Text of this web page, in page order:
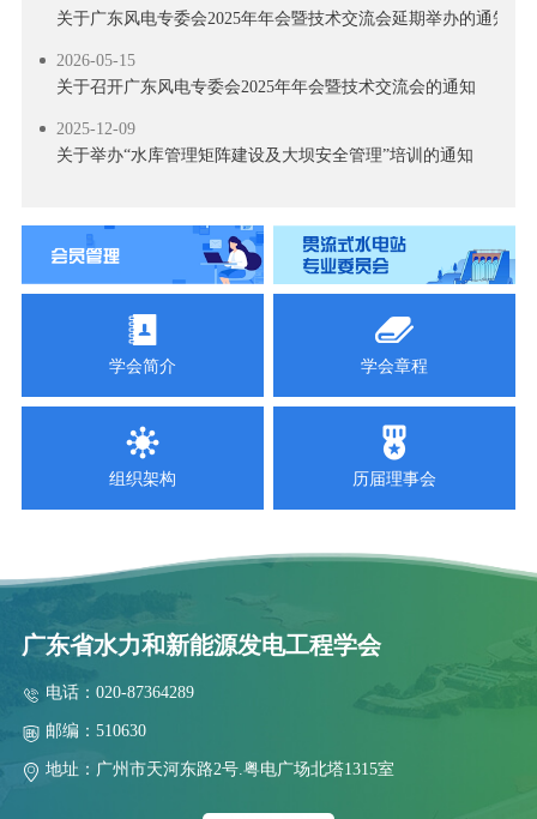
关于广东风电专委会2025年年会暨技术交流会延期举办的通知
2026-05-15
关于召开广东风电专委会2025年年会暨技术交流会的通知
2025-12-09
关于举办“水库管理矩阵建设及大坝安全管理”培训的通知
2025-10-17
关于召开风电新政策专题解读及技术培训活动的通知
2025-09-18
关于召开2025 年南方省（区）水电学会联络会暨学会工作交流会
2025-09-11
关于举办“智慧电厂”技术交流活动的通知
关于召开抽水蓄能高压水道建设技术交流会的通知
关于表彰南方省（区）第五届水电厂技能竞赛团体奖和个人奖的
2025-08-08
关于联合召开云、贵、川、桂、湘、粤、青、鄂、赣、陕十省（
关于召开抽水蓄能高压水道建设技术交流会预通知
2025-07-28
2025年水电站运行管理及检修技术研讨会第二轮通知
学会简介 学会章程
组织架构 历届理事会
广东省水力和新能源发电工程学会
电话：020-87364289
邮编：510630
地址：广州市天河东路2号.粤电广场北塔1315室